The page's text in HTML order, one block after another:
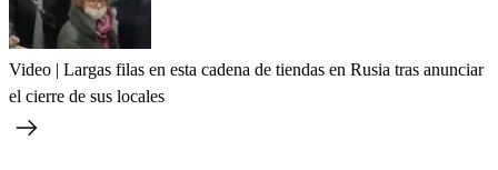
Video | Largas filas en esta cadena de tiendas en Rusia tras anunciar
el cierre de sus locales